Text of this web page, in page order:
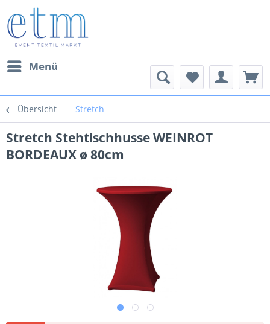
Menü
Übersicht Stretch
Stretch Stehtischhusse WEINROT
BORDEAUX ø 80cm